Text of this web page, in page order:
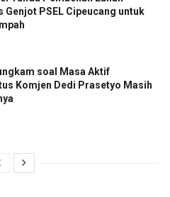
Genjot PSEL Cipeucang untuk
soal Masa Aktif
Komjen Dedi Prasetyo Masih